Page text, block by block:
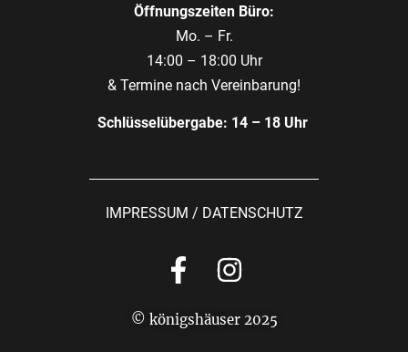
Öffnungszeiten Büro:
Mo. – Fr.
14:00 – 18:00 Uhr
& Termine nach Vereinbarung!
Schlüsselübergabe: 14 – 18 Uhr
IMPRESSUM / DATENSCHUTZ
© königshäuser 2025